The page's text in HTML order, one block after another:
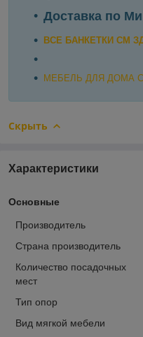
Доставка по
ВСЕ БАНКЕТКИ СМ
МЕБЕЛЬ ДЛЯ ДОМА
Скрыть
Характеристики
Основные
Производитель
Страна производитель
Количество посадочных
мест
Тип опор
Вид мягкой мебели